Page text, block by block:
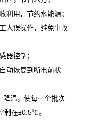
用，节约水能源；
误操作，避免事故
控制；
动恢复到断电前状
温， 使每一个批次
制在±0.5℃。